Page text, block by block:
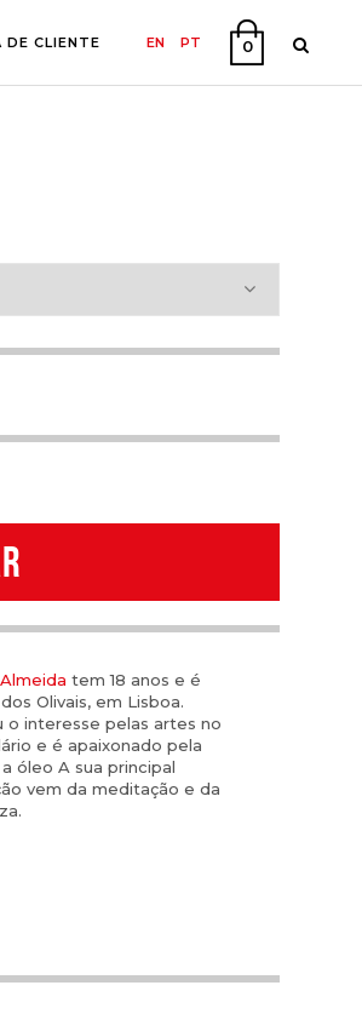
EN PT 0
DE CLIENTE
tem 18 anos e é
Olivais, em Lisboa.
o interesse pelas artes no
e é apaixonado pela
óleo A sua principal
vem da meditação e da